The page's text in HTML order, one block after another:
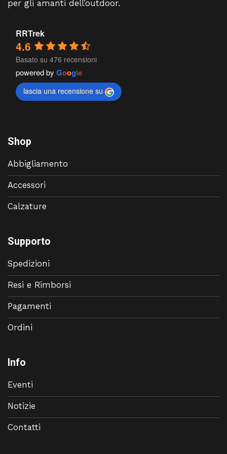
per gli amanti dell’outdoor.
RRTrek
4.6
Basato su 476 recensioni
powered by Google
lascia una recensione su
Shop
Abbigliamento
Accessori
Calzature
Supporto
Spedizioni
Resi e Rimborsi
Pagamenti
Ordini
Info
Eventi
Notizie
Contatti